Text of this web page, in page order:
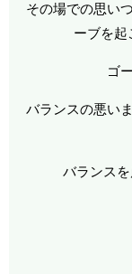
その場での思い
ーブを起
ゴ
バランスの悪い
バランス